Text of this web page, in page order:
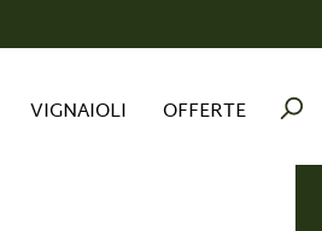
VIGNAIOLI OFFERTE